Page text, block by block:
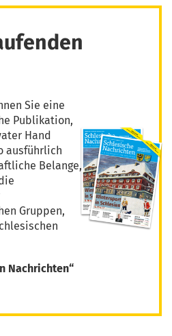
Sie eine
Publikation,
Hand
ausführlich
Belange,
Gruppen,
Nachrichten“